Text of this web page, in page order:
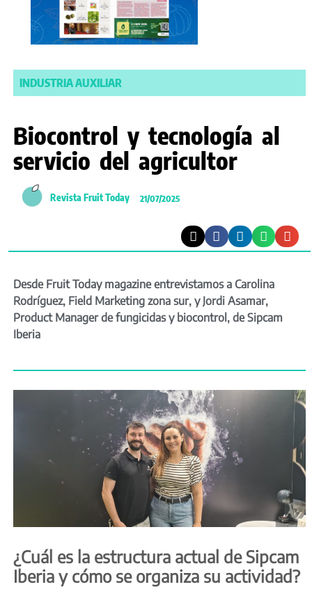
INDUSTRIA AUXILIAR
Biocontrol y tecnología al
servicio del agricultor
Revista Fruit Today 21/07/2025
Desde Fruit Today magazine entrevistamos a Carolina
Rodríguez, Field Marketing zona sur, y Jordi Asamar,
Product Manager de fungicidas y biocontrol, de Sipcam
Iberia
¿Cuál es la estructura actual de Sipcam
Iberia y cómo se organiza su actividad?